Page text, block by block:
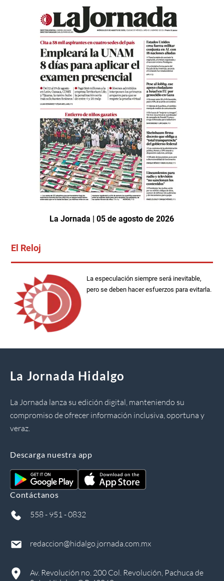
La Jornada | 05 de agosto de 2026
El Reloj
La especulación siempre será inevitable,
pero se deben hacer esfuerzos para evitarla.
La Jornada Hidalgo
La Jornada lanza su edición digital, manteniendo su
compromiso de ofrecer información inclusiva, oportuna y
veraz.
Descarga nuestra app
Contáctanos
558 - 951 - 0832
redaccion@hidalgo.jornada.com.mx
Av. Revolución no. 200 Col. Revolución, Pachuca de